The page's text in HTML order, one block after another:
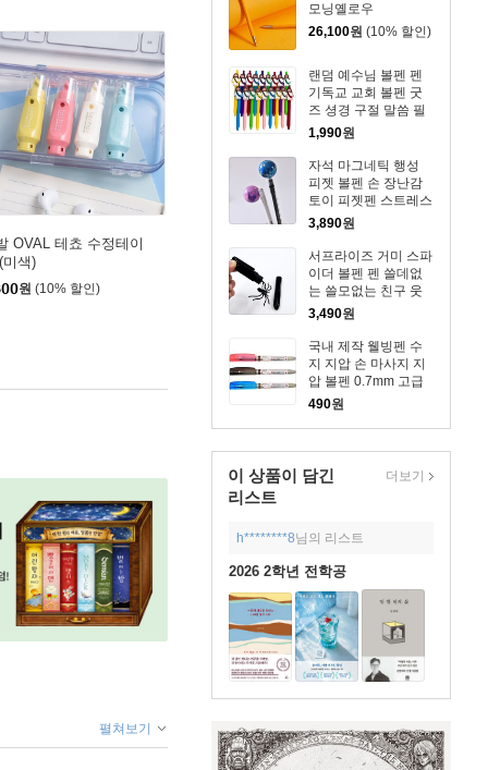
모닝옐로우
26,100원 (10% 할인)
랜덤 예수님 볼펜 펜
기독교 교회 볼펜 굿
즈 셩경 구절 말씀 필
기구 주일학교 선물
1,990원
자석 마그네틱 행성
피젯 볼펜 손 장난감
토이 피젯펜 스트레스
해소 집중력강화 학용
3,890원
서프라이즈 거미 스파
이더 볼펜 펜 쓸데없
는 쓸모없는 친구 웃
긴 선물 만우절 할로
3,490원
국내 제작 웰빙펜 수
지 지압 손 마사지 지
압 볼펜 0.7mm 고급
사무용 홍보용 판촉물
물 행사용품 사은품
개업선물 답례품
490원
이 상품이 담긴
리스트
더보기
h********8님의 리스트
2026 2학년 전학공
OVAL 테쵸 수정테이
미색)
원 (10% 할인)
펼쳐보기